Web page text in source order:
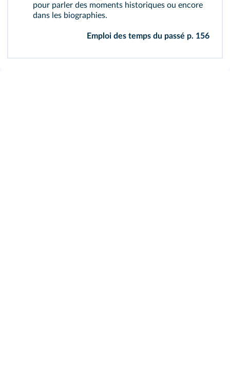
pour parler des moments historiques ou encore
dans les biographies.
Emploi des temps du passé p. 156